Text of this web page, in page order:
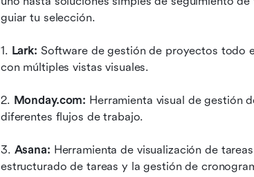
guiar tu selección.
1. Lark: Software de gestión de proyectos todo
con múltiples vistas visuales.
2. Monday.com: Herramienta visual de gestión
diferentes flujos de trabajo.
3. Asana: Herramienta de visualización de
estructurado de tareas y la gestión de